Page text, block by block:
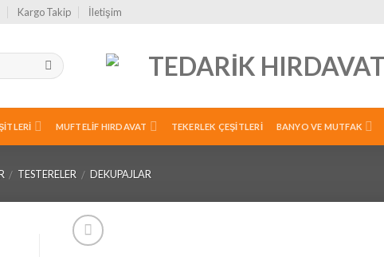
Kargo Takip İletişim
MUFTELIF HIRDAVAT TEKERLEK ÇEŞITLERI BANYO VE MUTFAK
/ TESTERELER / DEKUPAJLAR